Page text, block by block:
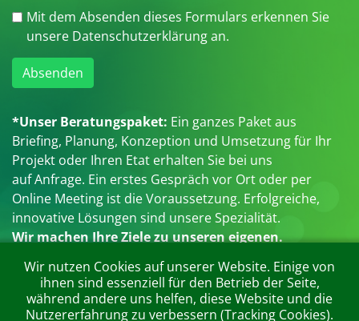
Mit dem Absenden dieses Formulars erkennen Sie
unsere Datenschutzerklärung an.
Absenden
*Unser Beratungspaket: Ein ganzes Paket aus
Briefing, Planung, Konzeption und Umsetzung für Ihr
Projekt oder Ihren Etat erhalten Sie bei uns
auf Anfrage. Ein erstes Gespräch vor Ort oder per
Online Meeting ist die Voraussetzung. Erfolgreiche,
innovative Lösungen sind unsere Spezialität.
Wir machen Ihre Ziele zu unseren eigenen.
Wir nutzen Cookies auf unserer Website. Einige von
ihnen sind essenziell für den Betrieb der Seite,
während andere uns helfen, diese Website und die
Nutzererfahrung zu verbessern (Tracking Cookies).